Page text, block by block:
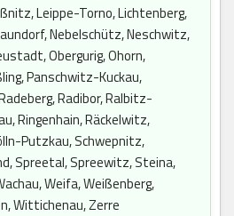
Leippe-Torno, Lichtenberg,
Nebelschütz, Neschwitz,
Obergurig, Ohorn,
Panschwitz-Kuckau,
Radibor, Ralbitz-
Ringenhain, Räckelwitz,
Putzkau, Schwepnitz,
Spreetal, Spreewitz, Steina,
Weifa, Weißenberg,
Wittichenau, Zerre